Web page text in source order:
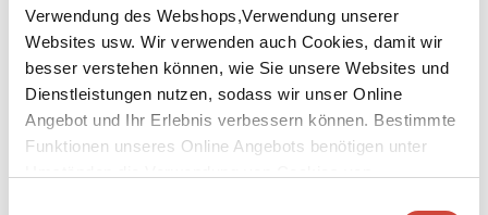
Verwendung des Webshops,Verwendung unserer
Websites usw. Wir verwenden auch Cookies, damit wir
besser verstehen können, wie Sie unsere Websites und
Dienstleistungen nutzen, sodass wir unser Online
Angebot und Ihr Erlebnis verbessern können. Bestimmte
Funktionen unseres Online Angebots benötigen unter
Download Bilddatei ↘